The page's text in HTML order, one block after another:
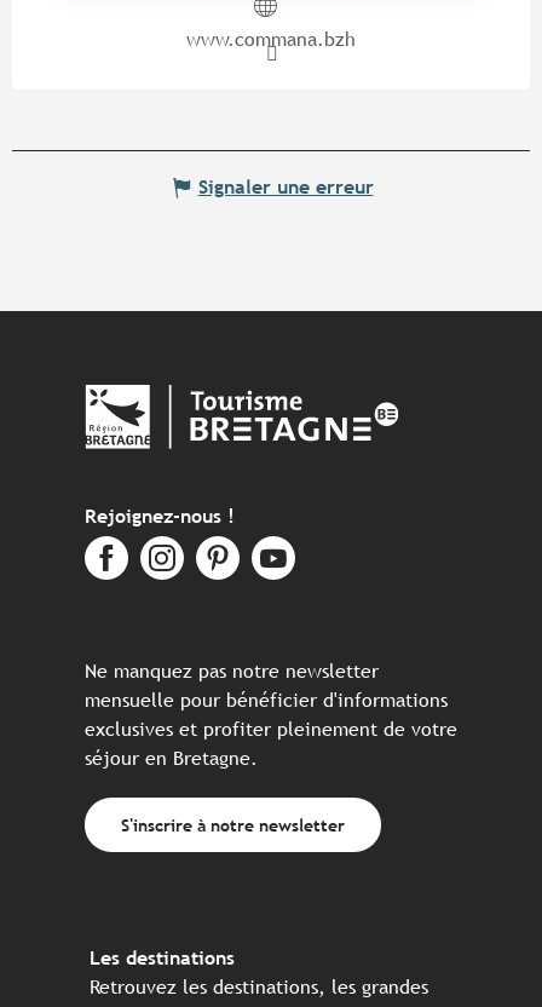
www.commana.bzh
Signaler une erreur
Rejoignez-nous !
Ne manquez pas notre newsletter
mensuelle pour bénéficier d'informations
exclusives et profiter pleinement de votre
séjour en Bretagne.
S'inscrire à notre newsletter
Les destinations
Retrouvez les destinations, les grandes